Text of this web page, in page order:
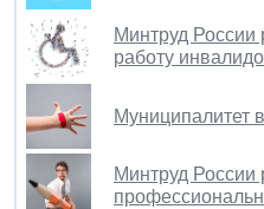
Минтруд России
работу
Муниципалитет
Минтруд России